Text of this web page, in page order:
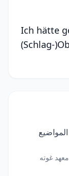
Ich hätte
(Schlag-
غوته